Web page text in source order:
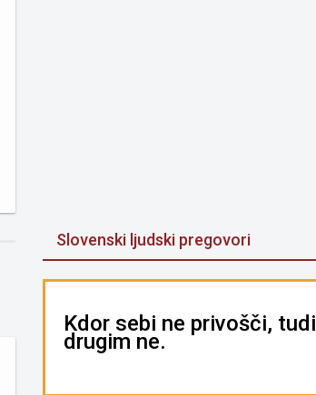
Slovenski ljudski pregovori
Kdor sebi ne privošči, tudi
drugim ne.